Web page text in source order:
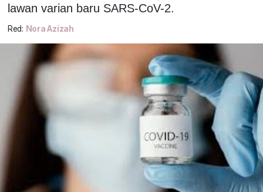
lawan varian baru SARS-CoV-2.
Red: Nora Azizah